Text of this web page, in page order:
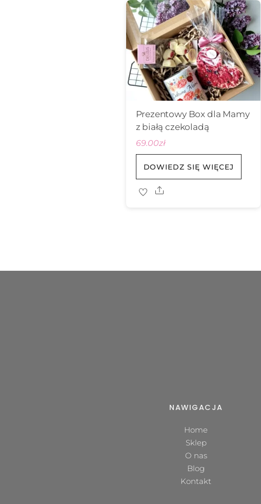
Prezentowy Box dla Mamy
z białą czekoladą
69.00zł
DOWIEDZ SIĘ WIĘCEJ
Share
NAWIGACJA
Home
Sklep
O nas
Blog
Kontakt